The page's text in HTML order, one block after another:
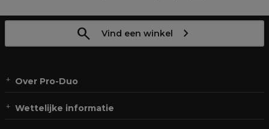
Vind een winkel
Over Pro-Duo
Wettelijke informatie